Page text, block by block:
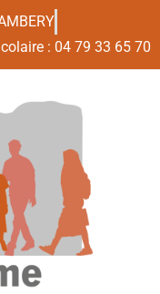
: 04 79 33 65 70